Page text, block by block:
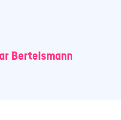
Bertelsmann